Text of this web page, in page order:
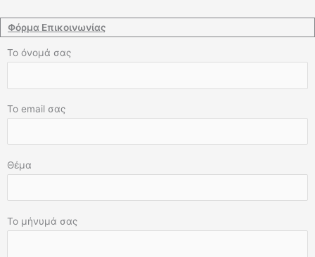
Φόρμα Επικοινωνίας
Το όνομά σας
Το email σας
Θέμα
Το μήνυμά σας